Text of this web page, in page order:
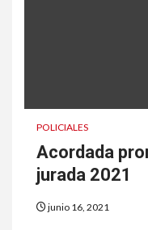
POLICIALES
Acordada
jurada 2021
junio 16, 2021